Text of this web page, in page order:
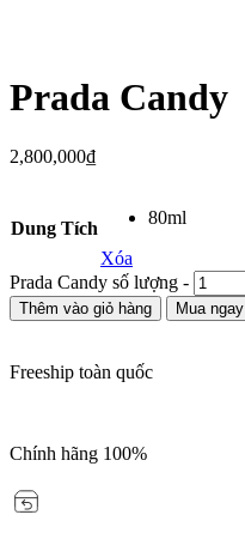
Prada Candy
2,800,000₫
Dung Tích
80ml
Xóa
Prada Candy số lượng -
Thêm vào giỏ hàng Mua ngay
Freeship toàn quốc
Chính hãng 100%